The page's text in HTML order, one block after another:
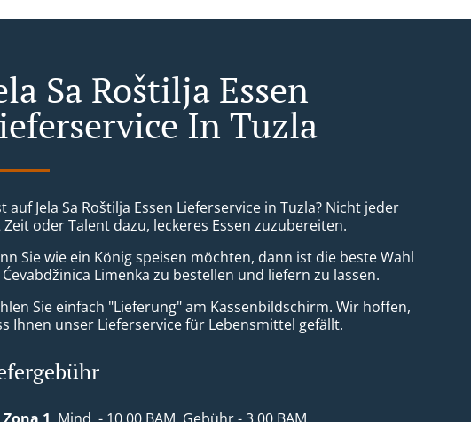
Sa Roštilja Essen
In Tuzla
auf Jela Sa Roštilja Essen Lieferservice in Tuzla? Nicht jeder
Zeit oder Talent dazu, leckeres Essen zuzubereiten.
Sie wie ein König speisen möchten, dann ist die beste Wahl
Limenka zu bestellen und liefern zu lassen.
Sie einfach "Lieferung" am Kassenbildschirm. Wir hoffen,
Ihnen unser Lieferservice für Lebensmittel gefällt.